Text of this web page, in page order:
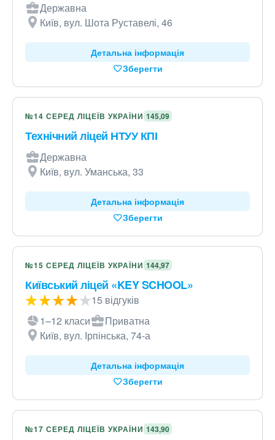
Державна
Київ, вул. Шота Руставелі, 46
Детальна інформація
Зберегти
№14 СЕРЕД ЛІЦЕЇВ УКРАЇНИ 145,09
Технічний ліцей НТУУ КПІ
Державна
Київ, вул. Уманська, 33
Детальна інформація
Зберегти
№15 СЕРЕД ЛІЦЕЇВ УКРАЇНИ 144,97
Київський ліцей «KEY SCHOOL»
15 відгуків
1–12 класи
Приватна
Київ, вул. Ірпінська, 74-а
Детальна інформація
Зберегти
№17 СЕРЕД ЛІЦЕЇВ УКРАЇНИ 143,90